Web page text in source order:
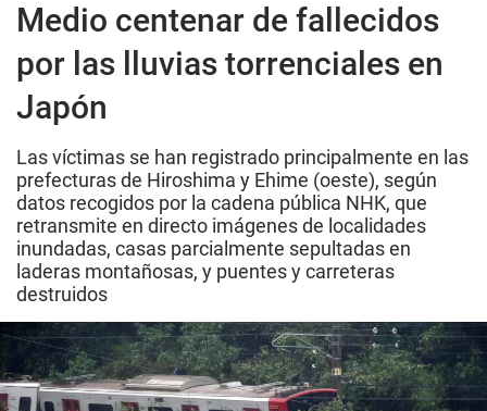
Medio centenar de fallecidos
por las lluvias torrenciales en
Japón
Las víctimas se han registrado principalmente en las
prefecturas de Hiroshima y Ehime (oeste), según
datos recogidos por la cadena pública NHK, que
retransmite en directo imágenes de localidades
inundadas, casas parcialmente sepultadas en
laderas montañosas, y puentes y carreteras
destruidos